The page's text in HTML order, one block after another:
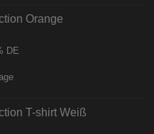
Orange
DE
T-shirt Weiß